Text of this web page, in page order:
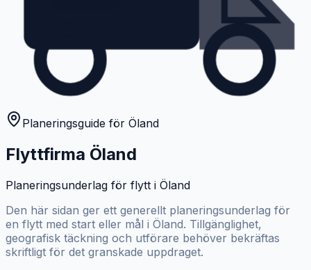
Planeringsguide för Öland
Flyttfirma Öland
Planeringsunderlag för flytt i Öland
Den här sidan ger ett generellt planeringsunderlag för
en flytt med start eller mål i Öland. Tillgänglighet,
geografisk täckning och utförare behöver bekräftas
skriftligt för det granskade uppdraget.